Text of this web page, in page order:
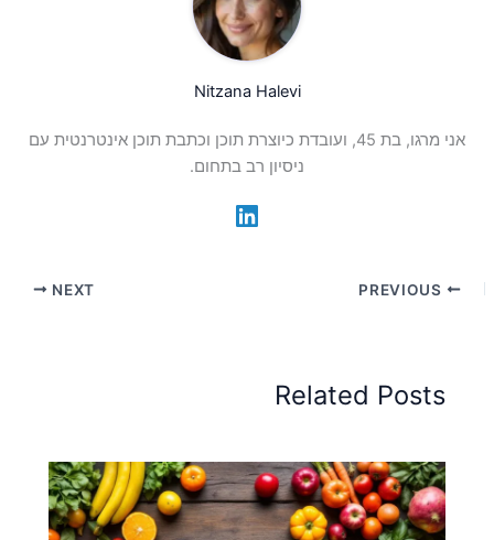
Nitzana Halevi
אני מרגו, בת 45, ועובדת כיוצרת תוכן וכתבת תוכן אינטרנטית עם
ניסיון רב בתחום.
NEXT
Related Posts